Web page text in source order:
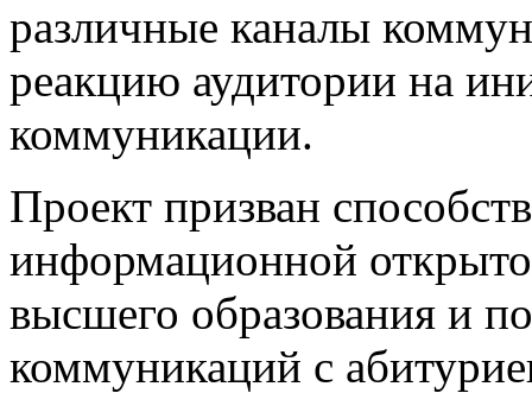
различные каналы
реакцию аудитории на
коммуникации.
Проект призван
информационной
высшего образования и
коммуникаций с